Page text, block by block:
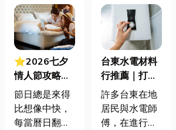
⭐2026七夕
情人節攻略！
七夕送什麼不
踩雷？限定甜
點哪裡買？台
節日總是來得
比想像中快，
每當曆日翻到
台東水電材料
行推薦｜打造
安全耐用的居
家環境
許多台東在地
居民與水電師
傅，在進行居